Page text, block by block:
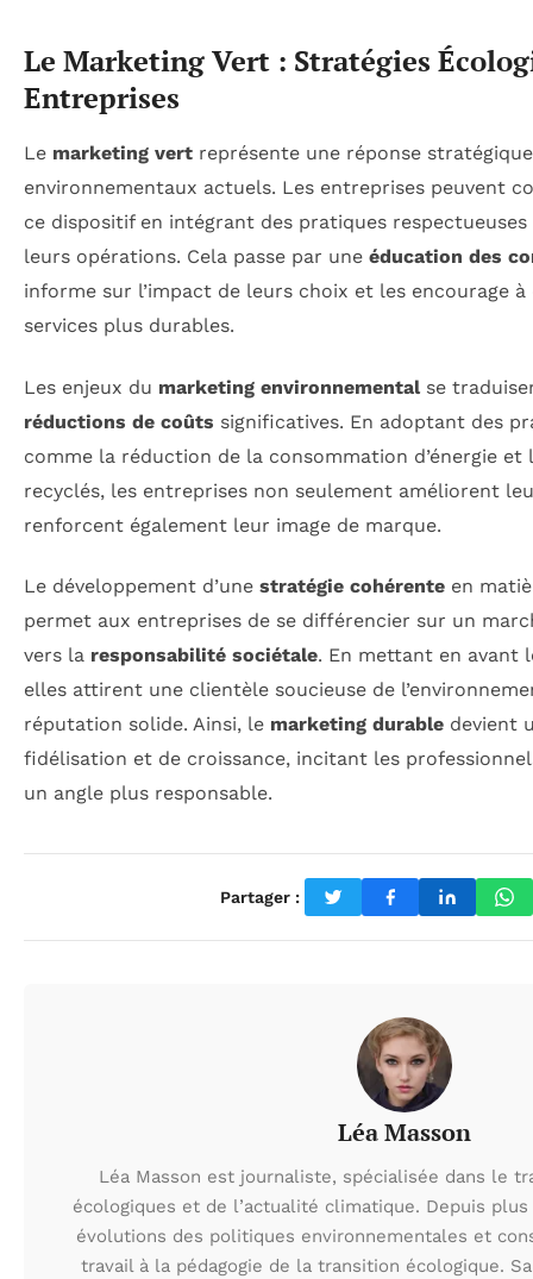
Le Marketing Vert : Stratégies
Entreprises
Le marketing vert représente une réponse
environnementaux actuels. Les entreprises peuvent
ce dispositif en intégrant des pratiques respectueuses
leurs opérations. Cela passe par une éducation des
informe sur l’impact de leurs choix et les encourage
services plus durables.
Les enjeux du marketing environnementalse
réductions de coûts significatives. En adoptant des
comme la réduction de la consommation d’énergie et
recyclés, les entreprises non seulement améliorent
renforcent également leur image de marque.
Le développement d’une stratégie cohérente en
permet aux entreprises de se différencier sur un
vers la responsabilité sociétale. En mettant en avant
elles attirent une clientèle soucieuse de
réputation solide. Ainsi, le marketing durable devient
fidélisation et de croissance, incitant les
un angle plus responsable.
Partager :
Léa Masson
Léa Masson est journaliste, spécialisée dans le
écologiques et de l’actualité climatique. Depuis
évolutions des politiques environnementales et
travail à la pédagogie de la transition écologique.